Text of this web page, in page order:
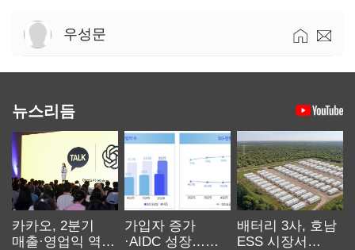
우성문
뉴스리듬
카카오, 2분기
매출·영업익 역대
가입자 증가
·AIDC 성장…
배터리 3사, 호남
ESS 시장서